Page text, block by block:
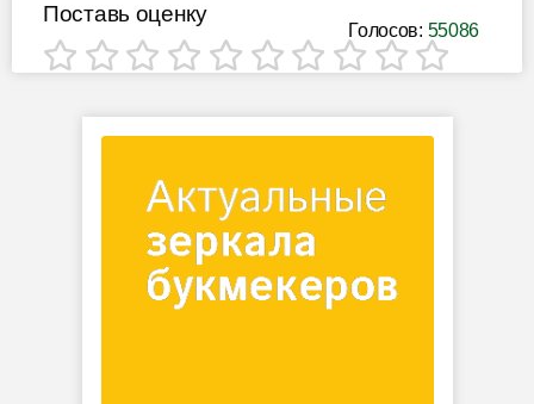
Голосов: 55086
Поставь оценку